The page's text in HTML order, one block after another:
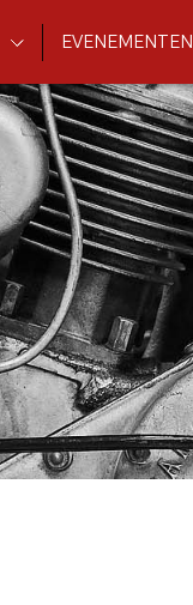
EVENEMENTEN